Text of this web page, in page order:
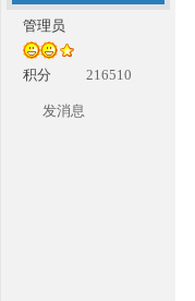
管理员
积分 216510
发消息